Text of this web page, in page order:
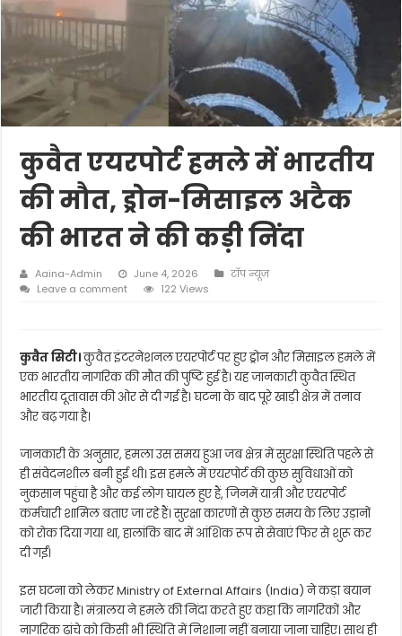
कुवैत एयरपोर्ट हमले में भारतीय
की मौत, ड्रोन-मिसाइल अटैक
की भारत ने की कड़ी निंदा
Aaina-Admin June 4, 2026
टॉप न्यूज़
Leave a comment
122 Views
कुवैत सिटी।कुवैत इंटरनेशनल एयरपोर्ट पर हुए ड्रोन और मिसाइल हमले में
एक भारतीय नागरिक की मौत की पुष्टि हुई है। यह जानकारी कुवैत स्थित
भारतीय दूतावास की ओर से दी गई है। घटना के बाद पूरे खाड़ी क्षेत्र में तनाव
और बढ़ गया है।
जानकारी के अनुसार, हमला उस समय हुआ जब क्षेत्र में सुरक्षा स्थिति पहले से
ही संवेदनशील बनी हुई थी। इस हमले में एयरपोर्ट की कुछ सुविधाओं को
नुकसान पहुंचा है और कई लोग घायल हुए हैं, जिनमें यात्री और एयरपोर्ट
कर्मचारी शामिल बताए जा रहे हैं। सुरक्षा कारणों से कुछ समय के लिए उड़ानों
को रोक दिया गया था, हालांकि बाद में आंशिक रूप से सेवाएं फिर से शुरू कर
दी गईं।
इस घटना को लेकरMinistry of External Affairs (India)ने कड़ा बयान
जारी किया है। मंत्रालय ने हमले की निंदा करते हुए कहा कि नागरिकों और
नागरिक ढांचे को किसी भी स्थिति में निशाना नहीं बनाया जाना चाहिए। साथ ही